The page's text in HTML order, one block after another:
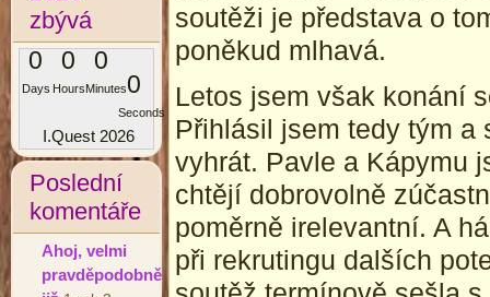
zbývá
0
Days
0
Hours
0
Minutes0
Seconds
I.Quest 2026
Poslední
komentáře
Ahoj, velmi
pravděpodobně
soutěži je představa o
poněkud mlhavá.
Letos jsem však konání
Přihlásil jsem tedy tým a
vyhrát. Pavle a Kápymu
chtějí dobrovolně
poměrně irelevantní. A
při rekrutingu dalších